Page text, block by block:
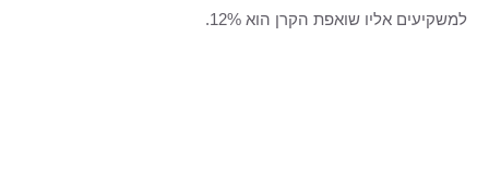
למשקיעים אליו שואפת הקרן הוא 12%.